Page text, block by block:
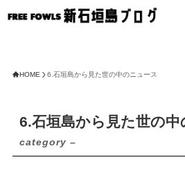
HOME 6.石垣島から見た世の中のニュース
6.石垣島から見た世の中
category –